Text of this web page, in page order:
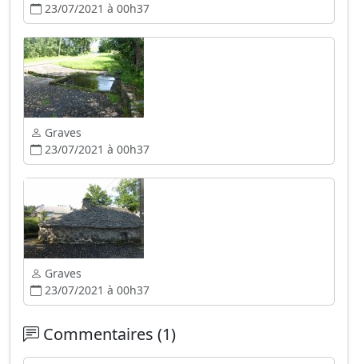
23/07/2021 à 00h37
Graves
23/07/2021 à 00h37
Graves
23/07/2021 à 00h37
Commentaires (1)